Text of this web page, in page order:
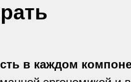
в каждом